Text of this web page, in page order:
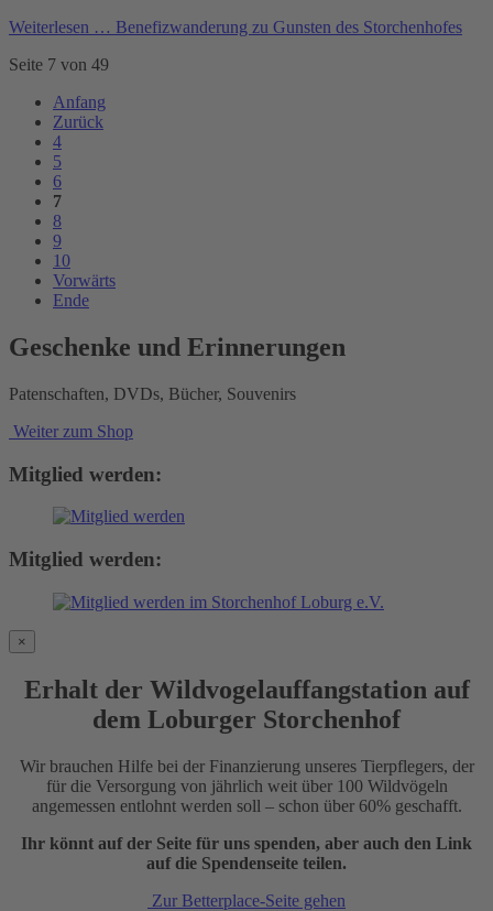
Weiterlesen … Benefizwanderung zu Gunsten des Storchenhofes
Seite 7 von 49
Anfang
Zurück
4
5
6
7
8
9
10
Vorwärts
Ende
Geschenke und Erinnerungen
Patenschaften, DVDs, Bücher, Souvenirs
Weiter zum Shop
Mitglied werden:
Mitglied werden:
×
Erhalt der Wildvogelauffangstation auf
dem Loburger Storchenhof
Wir brauchen Hilfe bei der Finanzierung unseres Tierpflegers, der
für die Versorgung von jährlich weit über 100 Wildvögeln
angemessen entlohnt werden soll – schon über 60% geschafft.
Ihr könnt auf der Seite für uns spenden, aber auch den Link
auf die Spendenseite teilen.
Zur Betterplace-Seite gehen